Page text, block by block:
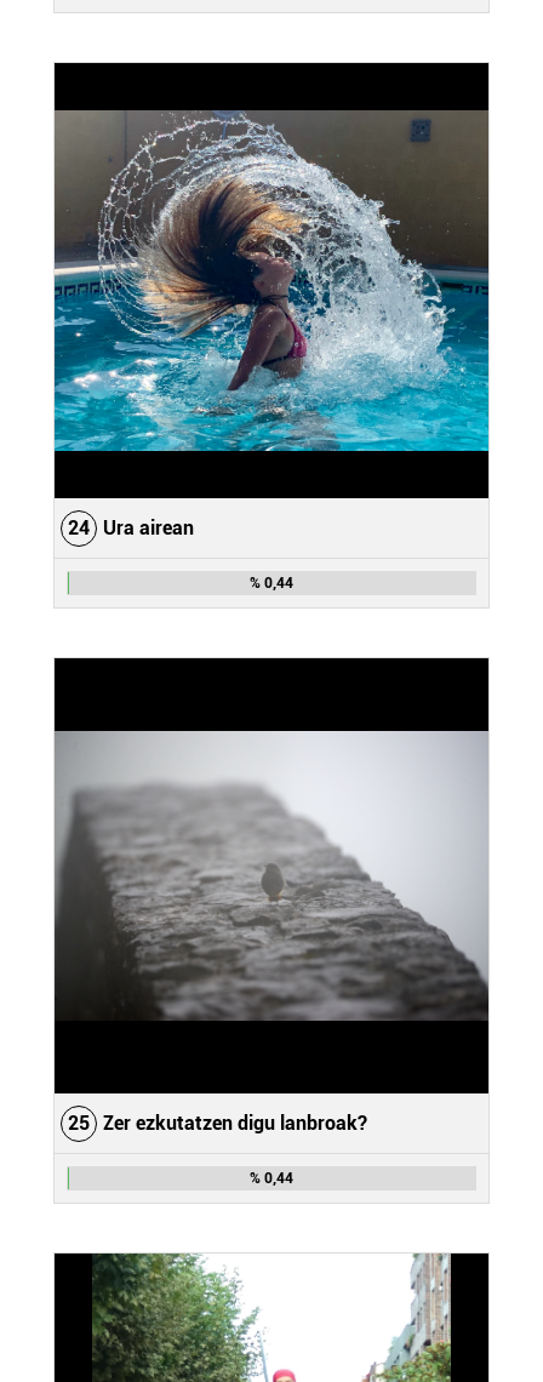
24 Ura airean
% 0,44
25 Zer ezkutatzen digu lanbroak?
% 0,44